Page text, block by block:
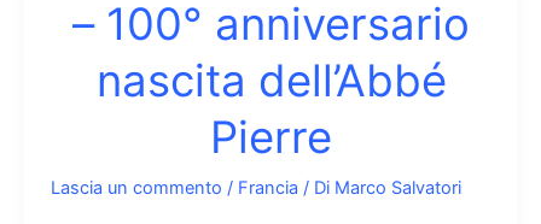
Coubertin
– 100° anniversario
nascita dell’Abbé
Pierre
Lascia un commento / Francia / Di Marco Salvatori